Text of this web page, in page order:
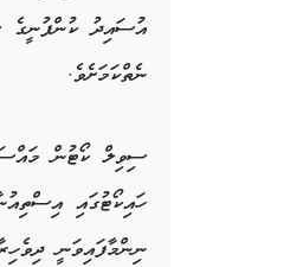
އުސައިދު ކުންފުނީގެ
ނެތްކަމަށެވެ.
ސިވިލް ކޯޓުން
ހައިކޯޓުގައި
ނިންމާފައިވަނީ